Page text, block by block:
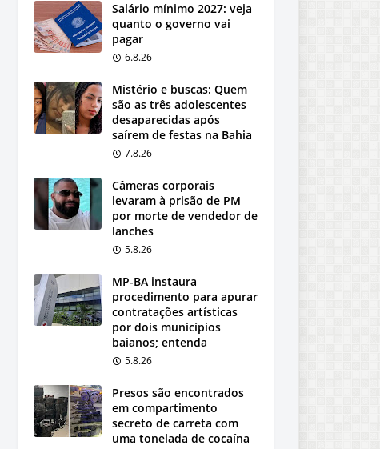
Salário mínimo 2027: veja
quanto o governo vai
pagar
6.8.26
Mistério e buscas: Quem
são as três adolescentes
desaparecidas após
saírem de festas na Bahia
7.8.26
Câmeras corporais
levaram à prisão de PM
por morte de vendedor de
lanches
5.8.26
MP-BA instaura
procedimento para apurar
contratações artísticas
por dois municípios
baianos; entenda
5.8.26
Presos são encontrados
em compartimento
secreto de carreta com
uma tonelada de cocaína